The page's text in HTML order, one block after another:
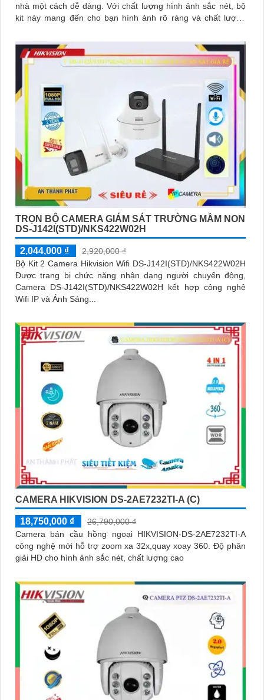
nhà một cách dễ dàng. Với chất lượng hình ảnh sắc nét, bộ
kit này mang đến cho bạn hình ảnh rõ ràng và chất lượng
TRỌN BỘ CAMERA GIÁM SÁT TRƯỜNG MẦM NON
DS-J142I(STD)/NKS422W02H
2,044,000 ₫
2,920,000 ₫
Bộ Kit 2 Camera Hikvision Wifi DS-J142I(STD)/NKS422W02H
Được trang bị chức năng nhận dạng người chuyển động,
Camera DS-J142I(STD)/NKS422W02H kết hợp công nghệ
Wifi IP và Ánh Sáng...
CAMERA HIKVISION DS-2AE7232TI-A (C)
18,750,000 ₫
26,790,000 ₫
Camera bán cầu hồng ngoại HIKVISION-DS-2AE7232TI-A
công nghệ mới hỗ trợ zoom xa 32x,quay xoay 360. Độ phân
giải HD cho hình ảnh sắc nét, chất lượng cao